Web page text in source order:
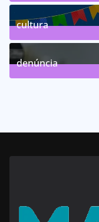
cultura
denúncia